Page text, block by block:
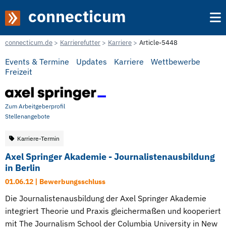
connecticum
connecticum.de Karrierefutter Karriere Article-5448
Events & Termine Updates Karriere
Wettbewerbe
Freizeit
Zum Arbeitgeberprofil
Stellenangebote
Karriere-Termin
Axel Springer Akademie - Journalistenausbildung
in Berlin
01.06.12 | Bewerbungsschluss
Die Journalistenausbildung der Axel Springer Akademie
integriert Theorie und Praxis gleichermaßen und kooperiert
mit The Journalism School der Columbia University in New